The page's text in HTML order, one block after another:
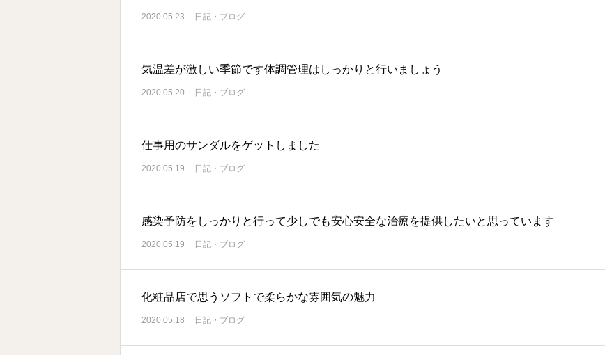
2020.05.23 日記・ブログ
気温差が激しい季節です体調管理はしっかりと行いましょう
2020.05.20 日記・ブログ
仕事用のサンダルをゲットしました
2020.05.19 日記・ブログ
感染予防をしっかりと行って少しでも安心安全な治療を提供したいと思っています
2020.05.19 日記・ブログ
化粧品店で思うソフトで柔らかな雰囲気の魅力
2020.05.18 日記・ブログ